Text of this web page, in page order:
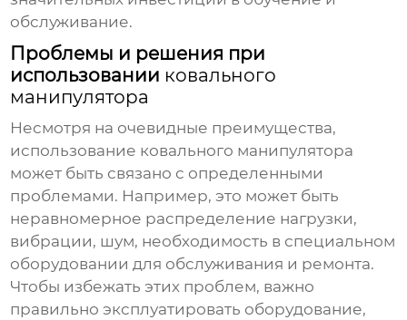
обслуживание.
Проблемы и решения при
использовании ковального
манипулятора
Несмотря на очевидные преимущества,
использование ковального манипулятора
может быть связано с определенными
проблемами. Например, это может быть
неравномерное распределение нагрузки,
вибрации, шум, необходимость в специальном
оборудовании для обслуживания и ремонта.
Чтобы избежать этих проблем, важно
правильно эксплуатировать оборудование,